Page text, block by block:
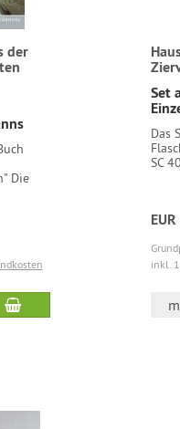
der
Die
Set
Das
SC
inkl.